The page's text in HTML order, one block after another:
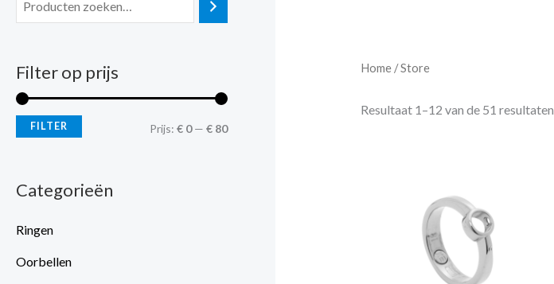
Filter op prijs
ii
FILTER Prijs: € 0— € 80
Categorieën
Ringen
Oorbellen
Home/ Store
Resultaat 1–12 van de 51
€ 42,00